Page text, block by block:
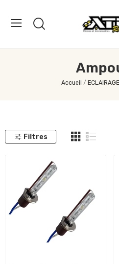
Accueil
Filtres